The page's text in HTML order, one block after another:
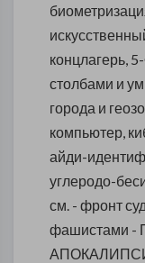
концлагерь,
столбами и
города и
компьютер,
айди-
углеродо-
см. - фронт
фашистами